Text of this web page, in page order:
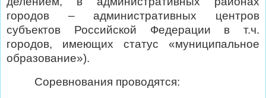
городов – административных центров
субъектов Российской Федерации в т.ч.
городов, имеющих статус «муниципальное
образование»).
Соревнования проводятся: